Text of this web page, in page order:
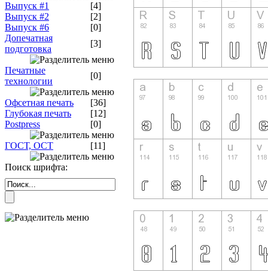
Выпуск #1
[4]
Выпуск #2
[2]
Выпуск #6
[0]
Допечатная
подготовка
[3]
Печатные
технологии
[0]
Офсетная печать
[36]
Глубокая печать
[12]
Postpress
[0]
ГОСТ, ОСТ [11]
Поиск шрифта: